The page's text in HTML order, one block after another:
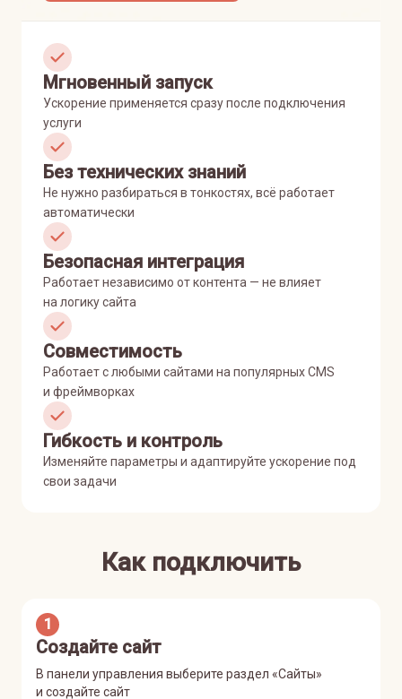
Мгновенный запуск
Ускорение применяется сразу после подключения
услуги
Без технических знаний
Не нужно разбираться в тонкостях, всё работает
автоматически
Безопасная интеграция
Работает независимо от контента — не влияет
на логику сайта
Совместимость
Работает с любыми сайтами на популярных CMS
и фреймворках
Гибкость и контроль
Изменяйте параметры и адаптируйте ускорение под
свои задачи
Как подключить
1
Создайте сайт
В панели управления выберите раздел «Сайты»
и создайте сайт